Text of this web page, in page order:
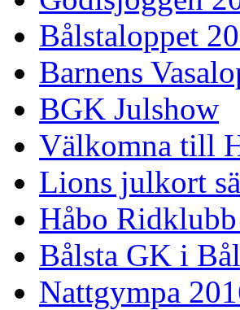
Bålstaloppet
Barnens
BGK Julshow
Välkomna till
Lions julkort
Håbo
Bålsta GK i
Nattgympa